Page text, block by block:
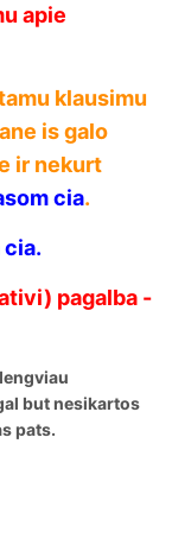
apie
klausimu
is galo
ir nekurt
cia.
cia.
pagalba -
but nesikartos
pats.